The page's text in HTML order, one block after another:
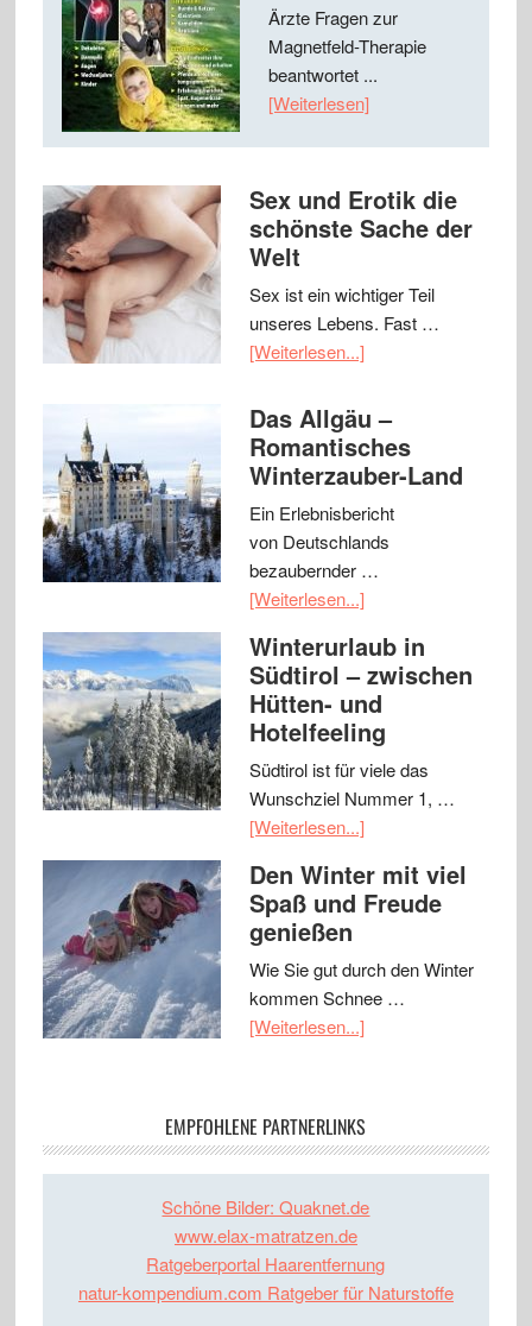
Ärzte Fragen zur
Magnetfeld-Therapie
beantwortet ...
[Weiterlesen]
Sex und Erotik die
schönste Sache der
Welt
Sex ist ein wichtiger Teil
unseres Lebens. Fast …
[Weiterlesen...]
Das Allgäu –
Romantisches
Winterzauber-Land
Ein Erlebnisbericht
von Deutschlands
bezaubernder …
[Weiterlesen...]
Winterurlaub in
Südtirol – zwischen
Hütten- und
Hotelfeeling
Südtirol ist für viele das
Wunschziel Nummer 1, …
[Weiterlesen...]
Den Winter mit viel
Spaß und Freude
genießen
Wie Sie gut durch den Winter
kommen Schnee …
[Weiterlesen...]
EMPFOHLENE PARTNERLINKS
Schöne Bilder: Quaknet.de
www.elax-matratzen.de
Ratgeberportal Haarentfernung
natur-kompendium.com Ratgeber für Naturstoffe